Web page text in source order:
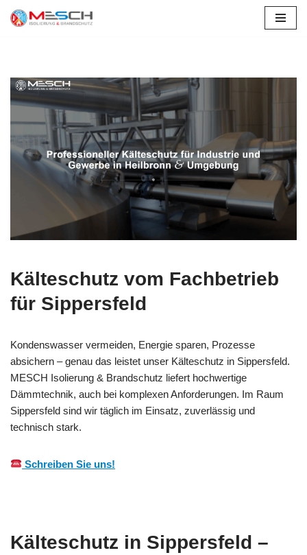
Kälteschutz vom Fachbetrieb
für Sippersfeld
Kondenswasser vermeiden, Energie sparen, Prozesse
absichern – genau das leistet unser Kälteschutz in Sippersfeld.
MESCH Isolierung & Brandschutz liefert hochwertige
Dämmtechnik, auch bei komplexen Anforderungen. Im Raum
Sippersfeld sind wir täglich im Einsatz, zuverlässig und
technisch stark.
Schreiben Sie uns!
Kälteschutz in Sippersfeld –